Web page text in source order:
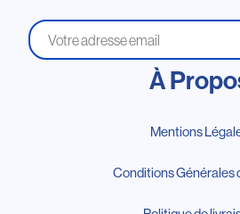
À
Mentions
Conditions Générales